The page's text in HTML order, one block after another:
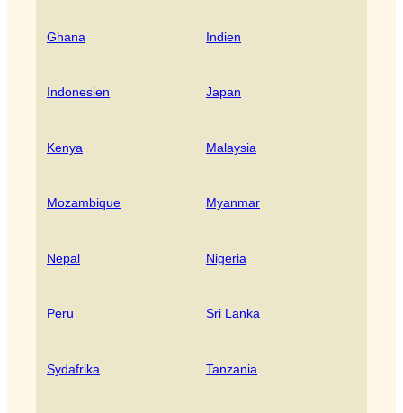
Ghana Indien
Indonesien Japan
Kenya Malaysia
Mozambique Myanmar
Nepal Nigeria
Peru Sri Lanka
Sydafrika Tanzania